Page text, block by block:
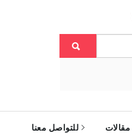
مقالات للتواصل معنا